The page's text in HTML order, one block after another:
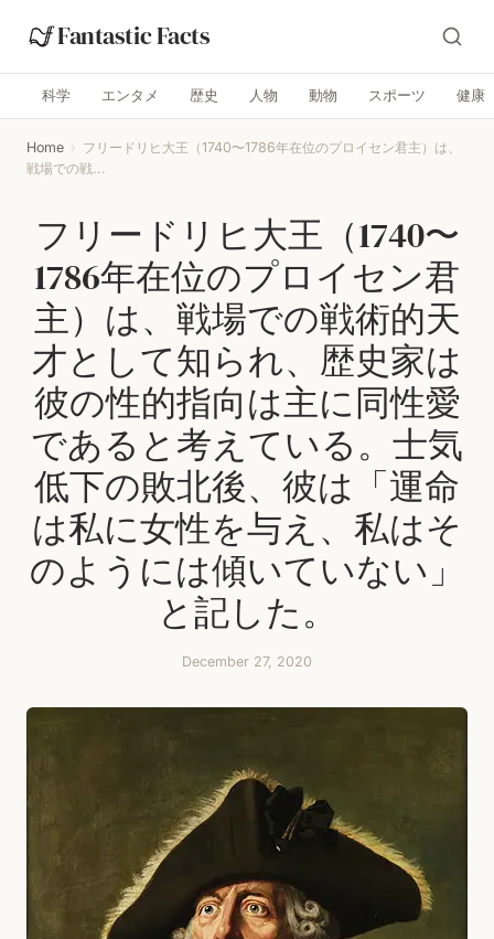
Fantastic Facts
科学 エンタメ 歴史 人物 動物 スポーツ 健康
Home › フリードリヒ大王（1740〜1786年在位のプロイセン君主）は、
戦場での戦...
フリードリヒ大王（1740〜
1786年在位のプロイセン君
主）は、戦場での戦術的天
才として知られ、歴史家は
彼の性的指向は主に同性愛
であると考えている。士気
低下の敗北後、彼は「運命
は私に女性を与え、私はそ
のようには傾いていない」
と記した。
December 27, 2020